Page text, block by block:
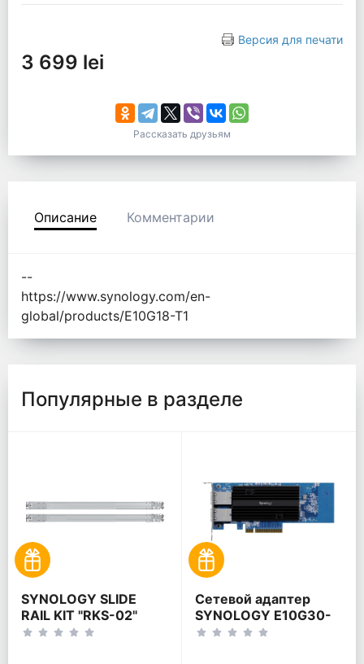
Версия для печати
3 699 lei
Рассказать друзьям
Описание Комментарии
--
https://www.synology.com/en-
global/products/E10G18-T1
Популярные в разделе
SYNOLOGY SLIDE
RAIL KIT "RKS-02"
Сетевой адаптер
SYNOLOGY E10G30-
F2 + дополнительная